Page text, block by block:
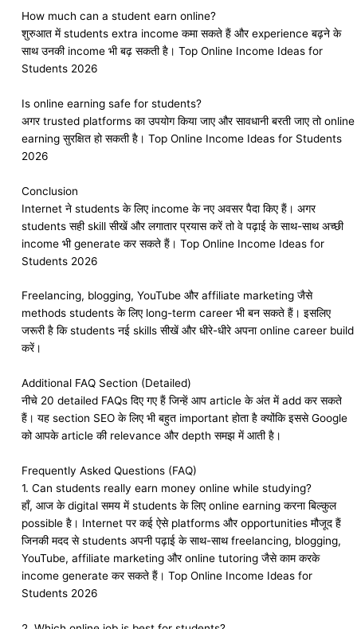
How much can a student earn online?
शुरुआत में students extra income कमा सकते हैं और experience बढ़ने के
साथ उनकी income भी बढ़ सकती है। Top Online Income Ideas for
Students 2026
Is online earning safe for students?
अगर trusted platforms का उपयोग किया जाए और सावधानी बरती जाए तो online
earning सुरक्षित हो सकती है। Top Online Income Ideas for Students
2026
Conclusion
Internet ने students के लिए income के नए अवसर पैदा किए हैं। अगर
students सही skill सीखें और लगातार प्रयास करें तो वे पढ़ाई के साथ-साथ अच्छी
income भी generate कर सकते हैं। Top Online Income Ideas for
Students 2026
Freelancing, blogging, YouTube और affiliate marketing जैसे
methods students के लिए long-term career भी बन सकते हैं। इसलिए
जरूरी है कि students नई skills सीखें और धीरे-धीरे अपना online career build
करें।
Additional FAQ Section (Detailed)
नीचे 20 detailed FAQs दिए गए हैं जिन्हें आप article के अंत में add कर सकते
हैं। यह section SEO के लिए भी बहुत important होता है क्योंकि इससे Google
को आपके article की relevance और depth समझ में आती है।
Frequently Asked Questions (FAQ)
1. Can students really earn money online while studying?
हाँ, आज के digital समय में students के लिए online earning करना बिल्कुल
possible है। Internet पर कई ऐसे platforms और opportunities मौजूद हैं
जिनकी मदद से students अपनी पढ़ाई के साथ-साथ freelancing, blogging,
YouTube, affiliate marketing और online tutoring जैसे काम करके
income generate कर सकते हैं। Top Online Income Ideas for
Students 2026